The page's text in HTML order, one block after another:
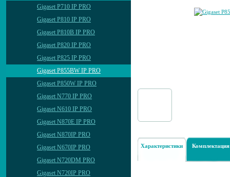
Gigaset P710 IP PRO
Gigaset P810 IP PRO
Gigaset P810B IP PRO
Gigaset P820 IP PRO
Gigaset P825 IP PRO
Gigaset P855BW IP PRO
Gigaset P850W IP PRO
Gigaset N770 IP PRO
Gigaset N610 IP PRO
Gigaset N870E IP PRO
Gigaset N870IP PRO
Gigaset N670IP PRO
Gigaset N720DM PRO
Gigaset N720IP PRO
Характеристики Комплектация